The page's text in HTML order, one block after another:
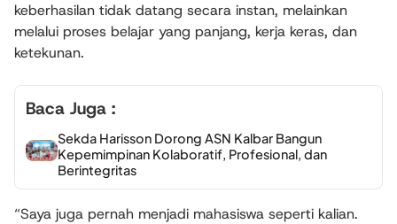
keberhasilan tidak datang secara instan, melainkan
melalui proses belajar yang panjang, kerja keras, dan
ketekunan.
Baca Juga :
Sekda Harisson Dorong ASN Kalbar Bangun
Kepemimpinan Kolaboratif, Profesional, dan
Berintegritas
“Saya juga pernah menjadi mahasiswa seperti kalian.